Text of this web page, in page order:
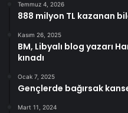
Temmuz 4, 2026
888 milyon TL kazanan
Kasım 26, 2025
BM, Libyalı blog yazarı
kınadı
Ocak 7, 2025
Gençlerde bağırsak
Mart 11, 2024